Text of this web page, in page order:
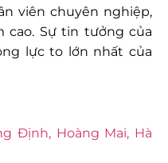
viên chuyên nghiệp,
cao. Sự tin tưởng của
lực to lớn nhất của
Định, Hoàng Mai, Hà